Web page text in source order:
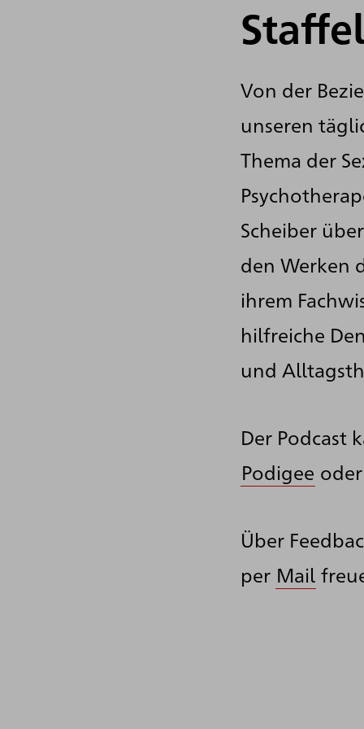
Von der
unseren
Thema der
Scheiber
den Werken
ihrem
hilfreiche
und
Der Podcast
Podigee oder
Über
per Mail